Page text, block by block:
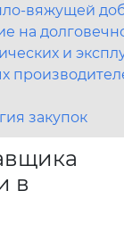
вяжущей
на
и
закупок
в